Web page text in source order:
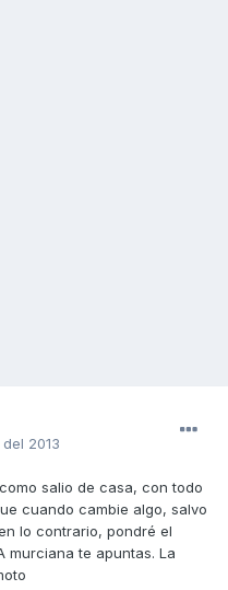
2013
salio de casa, con todo
cuando cambie algo, salvo
lo contrario, pondré el
murciana te apuntas. La